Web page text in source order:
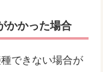
かかった場合
できない場合が